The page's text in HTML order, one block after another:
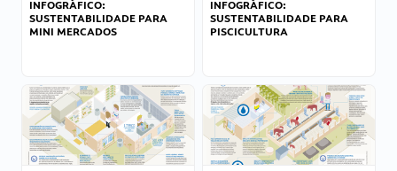
INFOGRÁFICO:
SUSTENTABILIDADE PARA
MINI MERCADOS
INFOGRÁFICO:
SUSTENTABILIDADE PARA
PISCICULTURA